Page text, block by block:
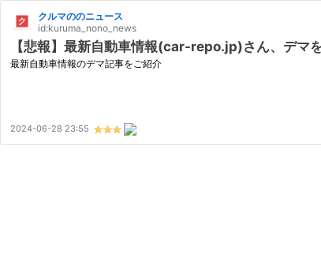
クルマののニュース
id:kuruma_nono_news
【悲報】最新自動車情報(car-repo.jp)さん、デマ
最新自動車情報のデマ記事をご紹介
2024-06-28 23:55